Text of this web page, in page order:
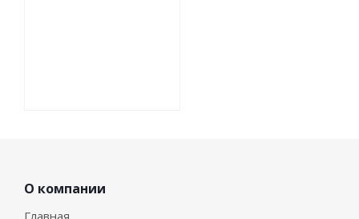
О компании
Главная